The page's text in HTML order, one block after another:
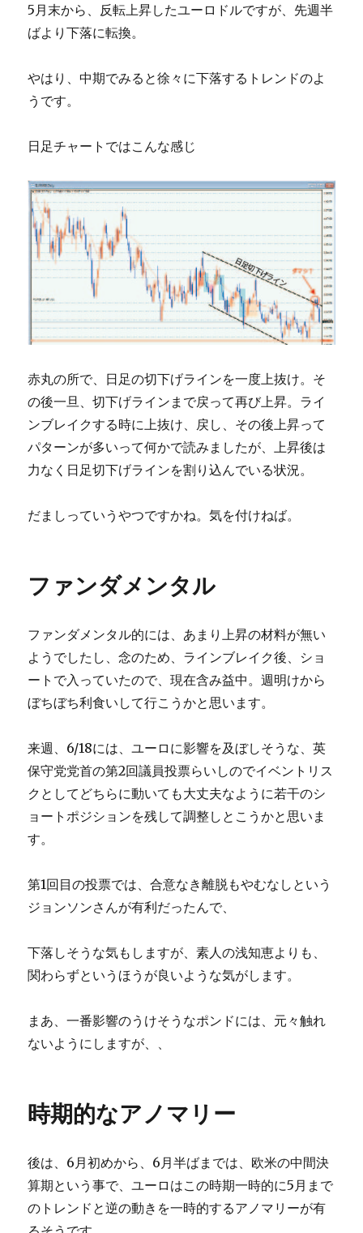
5月末から、反転上昇したユーロドルですが、先週半
ばより下落に転換。
やはり、中期でみると徐々に下落するトレンドのよ
うです。
日足チャートではこんな感じ
赤丸の所で、日足の切下げラインを一度上抜け。そ
の後一旦、切下げラインまで戻って再び上昇。ライ
ンブレイクする時に上抜け、戻し、その後上昇って
パターンが多いって何かで読みましたが、上昇後は
力なく日足切下げラインを割り込んでいる状況。
だましっていうやつですかね。気を付けねば。
ファンダメンタル
ファンダメンタル的には、あまり上昇の材料が無い
ようでしたし、念のため、ラインブレイク後、ショ
ートで入っていたので、現在含み益中。週明けから
ぼちぼち利食いして行こうかと思います。
来週、6/18には、ユーロに影響を及ぼしそうな、英
保守党党首の第2回議員投票らいしのでイベントリス
クとしてどちらに動いても大丈夫なように若干のシ
ョートポジションを残して調整しとこうかと思いま
す。
第1回目の投票では、合意なき離脱もやむなしという
ジョンソンさんが有利だったんで、
下落しそうな気もしますが、素人の浅知恵よりも、
関わらずというほうが良いような気がします。
まあ、一番影響のうけそうなポンドには、元々触れ
ないようにしますが、、
時期的なアノマリー
後は、6月初めから、6月半ばまでは、欧米の中間決
算期という事で、ユーロはこの時期一時的に5月まで
のトレンドと逆の動きを一時的するアノマリーが有